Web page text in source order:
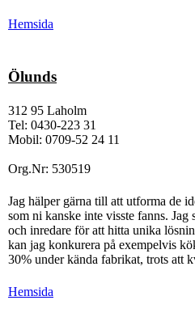
Hemsida
Ölunds
312 95 Laholm
Tel: 0430-223 31
Mobil: 0709-52 24 11
Org.Nr: 530519
Jag hälper gärna till att utforma de
som ni kanske inte visste fanns. Jag
och inredare för att hitta unika
kan jag konkurera på exempelvis
30% under kända fabrikat, trots att
Hemsida